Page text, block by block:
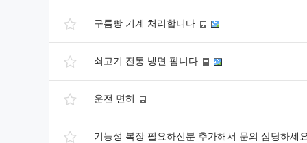
구름빵 기계 처리합니다
쇠고기 전통 냉면 팜니다
운전 면허
기능성 복장 필요하신분 추가해서 문의 삼당하세요